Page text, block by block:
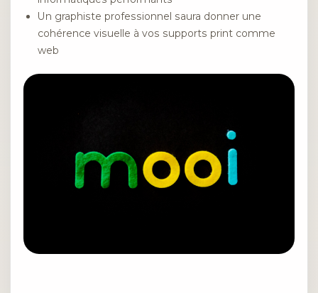
Un graphiste professionnel saura donner une
cohérence visuelle à vos supports print comme
web